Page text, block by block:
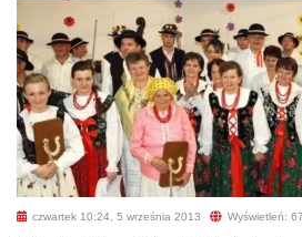
czwartek 10:24, 5 września 2013 Wyświetleń: